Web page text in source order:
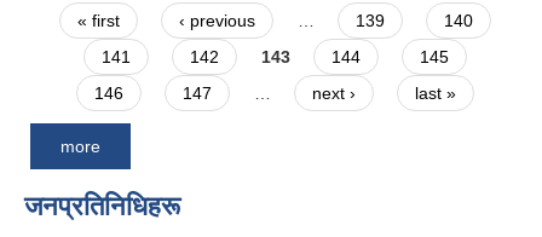
Pages
« first ‹ previous 139
140
141
142 143 144
145
146
147 next › last »
more
जनप्रतिनिधिहरू